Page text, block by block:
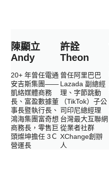
陳顯立
Andy
20+ 年曾任電通
安吉斯集團——
凱絡媒體商務
長、富盈數據董
事長暨執行長、
鴻海集團富奇想
商務長，零售巨
頭燦坤擔任 3Ｃ
營運長
許詮
Theon
曾任阿里巴巴
Lazada 副總經
理、字節跳動
（TikTok）子公
司印尼總經理
台灣最大互聯網
從業者社群
XChange創辦
人